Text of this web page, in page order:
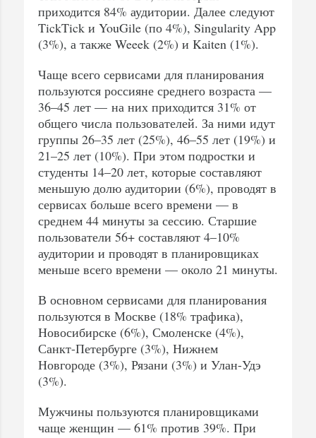
приходится 84% аудитории. Далее следуют
TickTick и YouGile (по 4%), Singularity App
(3%), а также Weeek (2%) и Kaiten (1%).
Чаще всего сервисами для планирования
пользуются россияне среднего возраста —
36–45 лет — на них приходится 31% от
общего числа пользователей. За ними идут
группы 26–35 лет (25%), 46–55 лет (19%) и
21–25 лет (10%). При этом подростки и
студенты 14–20 лет, которые составляют
меньшую долю аудитории (6%), проводят в
сервисах больше всего времени — в
среднем 44 минуты за сессию. Старшие
пользователи 56+ составляют 4–10%
аудитории и проводят в планировщиках
меньше всего времени — около 21 минуты.
В основном сервисами для планирования
пользуются в Москве (18% трафика),
Новосибирске (6%), Смоленске (4%),
Санкт-Петербурге (3%), Нижнем
Новгороде (3%), Рязани (3%) и Улан-Удэ
(3%).
Мужчины пользуются планировщиками
чаще женщин — 61% против 39%. При